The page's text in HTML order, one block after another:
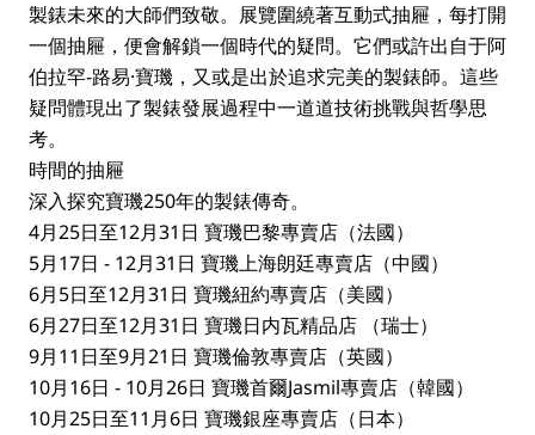
製錶未來的大師們致敬。展覽圍繞著互動式抽屜，每打開
一個抽屜，便會解鎖一個時代的疑問。它們或許出自于阿
伯拉罕-路易·寶璣，又或是出於追求完美的製錶師。這些
疑問體現出了製錶發展過程中一道道技術挑戰與哲學思
考。
時間的抽屜
深入探究寶璣250年的製錶傳奇。
4月25日至12月31日 寶璣巴黎專賣店（法國）
5月17日 - 12月31日 寶璣上海朗廷專賣店（中國）
6月5日至12月31日 寶璣紐約專賣店（美國）
6月27日至12月31日 寶璣日内瓦精品店 （瑞士）
9月11日至9月21日 寶璣倫敦專賣店（英國）
10月16日 - 10月26日 寶璣首爾Jasmil專賣店（韓國）
10月25日至11月6日 寶璣銀座專賣店（日本）